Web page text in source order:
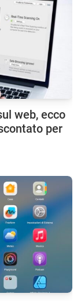
web, ecco
per